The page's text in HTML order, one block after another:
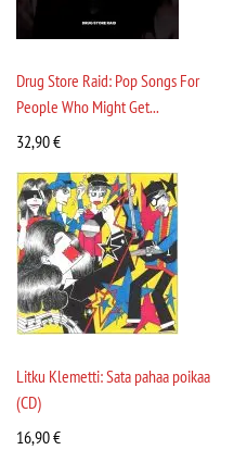
Drug Store Raid: Pop Songs For
People Who Might Get...
32,90€
Litku Klemetti: Sata pahaa poikaa
(CD)
16,90€